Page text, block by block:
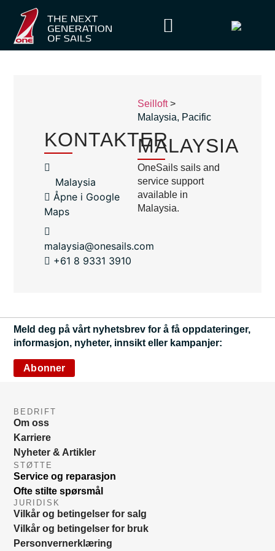
KONTAKTER
Malaysia
Åpne i Google
Maps
malaysia@onesails.com
+61 8 9331 3910
Seilloft>
Malaysia, Pacific
MALAYSIA
OneSails sails and
service support
available in
Malaysia.
Meld deg på vårt nyhetsbrev for å få oppdateringer,
informasjon, nyheter, innsikt eller kampanjer:
Abonner
BEDRIFT
Om oss
Karriere
Nyheter & Artikler
STØTTE
Service og reparasjon
Ofte stilte spørsmål
JURIDISK
Vilkår og betingelser for salg
Vilkår og betingelser for bruk
Personvernerklæring